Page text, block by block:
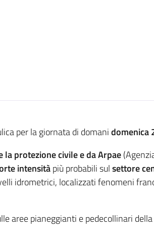
per la giornata di domanidomenica
protezione civile e da Arpae
intensitàpiù probabili sulsettore
idrometrici, localizzati fenomeni
aree pianeggianti e pedecollinari